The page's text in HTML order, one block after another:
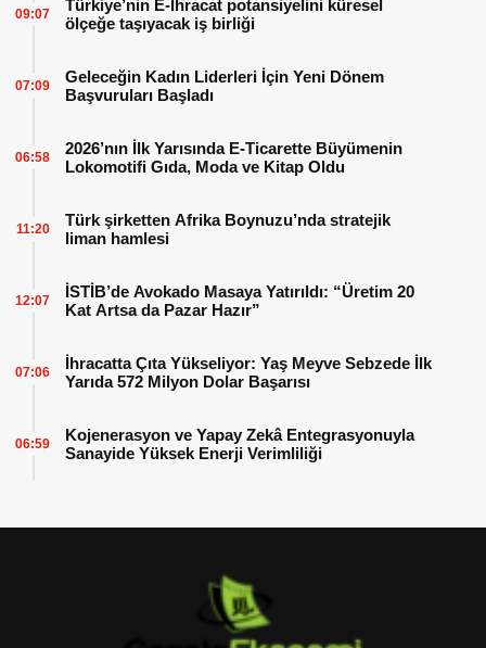
Türkiye’nin E-İhracat potansiyelini küresel
ölçeğe taşıyacak iş birliği
09:07
Geleceğin Kadın Liderleri İçin Yeni Dönem
Başvuruları Başladı
07:09
2026’nın İlk Yarısında E-Ticarette Büyümenin
Lokomotifi Gıda, Moda ve Kitap Oldu
06:58
Türk şirketten Afrika Boynuzu’nda stratejik
liman hamlesi
11:20
İSTİB’de Avokado Masaya Yatırıldı: “Üretim 20
Kat Artsa da Pazar Hazır”
12:07
İhracatta Çıta Yükseliyor: Yaş Meyve Sebzede İlk
Yarıda 572 Milyon Dolar Başarısı
07:06
Kojenerasyon ve Yapay Zekâ Entegrasyonuyla
Sanayide Yüksek Enerji Verimliliği
06:59